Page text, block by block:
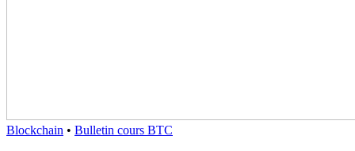
Blockchain • Bulletin cours BTC